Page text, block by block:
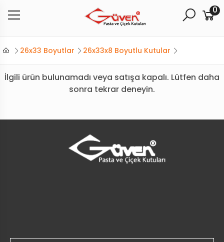
0
26x33 Boyutlar 26x33x8 Boyutlu Kutular
İlgili ürün bulunamadı veya satışa kapalı. Lütfen daha
sonra tekrar deneyin.